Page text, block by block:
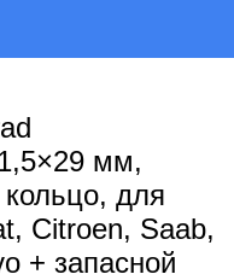
мм,
для
Citroen, Saab,
+ запасной